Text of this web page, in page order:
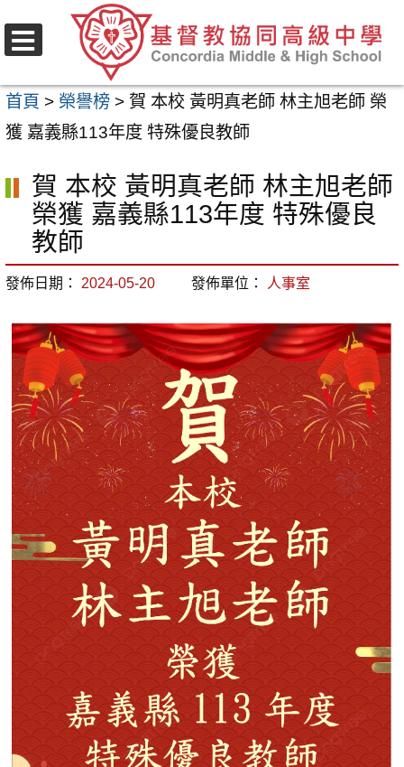
至
要
內
區
首頁 > 榮譽榜 > 賀 本校 黃明真老師 林主旭老師 榮
獲 嘉義縣113年度 特殊優良教師
賀 本校 黃明真老師 林主旭老師
榮獲 嘉義縣113年度 特殊優良
教師
發佈日期： 2024-05-20 發佈單位： 人事室
選
單